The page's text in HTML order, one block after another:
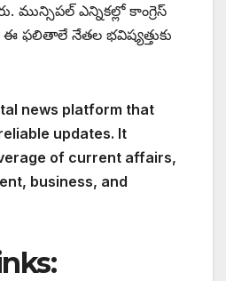
మున్సిపల్ ఎన్నికల్లో కాంగ్రెస్
ఈ ఫలితాలే నేతల భవిష్యత్తుకు
news platform that
updates. It
of current affairs,
business, and